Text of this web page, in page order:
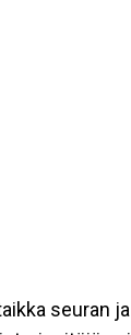
seuran